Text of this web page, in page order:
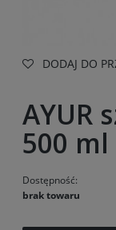
DODAJ DO
AYUR
500 ml
Dostępność:
brak towaru